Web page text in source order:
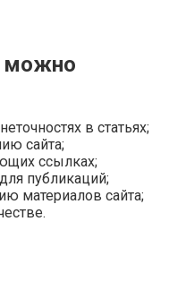
можно
в статьях;
сайта;
ссылках;
публикаций;
материалов сайта;